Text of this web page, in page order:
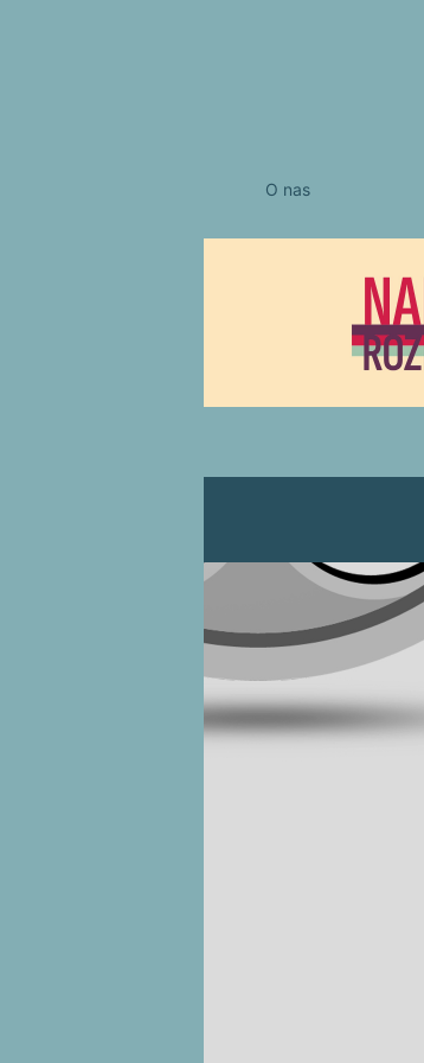
O nas